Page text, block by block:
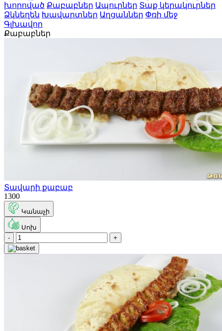
խորոված Քաբաբներ Ապուրներ Տաք կերակուրներ
Ձկնեղեն Խավարտներ Աղցաններ Փռի մեջ
Գլխավոր
Քաբաբներ
Տավարի քաբաբ
1300
Կանաչի
Սոխ
-
+